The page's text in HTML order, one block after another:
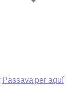
Passava per aquí